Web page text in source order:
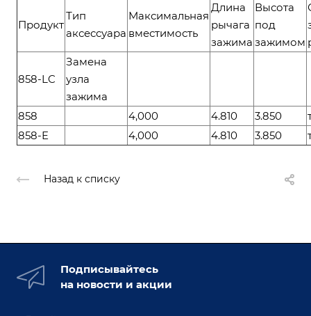
Продукт
Тип
аксессуара
Максимальная
вместимость
Длина
рычага
зажима
Высота
под
зажимом
858-LC
Замена
узла
зажима
858
4,000 4.810 3.850
858-E
4,000 4.810 3.850
Назад к списку
Подписывайтесь
на новости и акции